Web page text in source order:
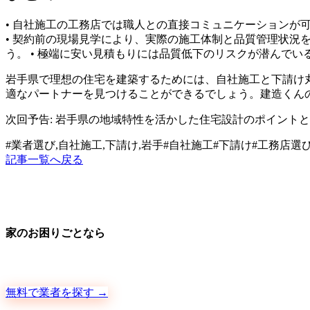
• 自社施工の工務店では職人との直接コミュニケーション
• 契約前の現場見学により、実際の施工体制と品質管理状
う。 • 極端に安い見積もりには品質低下のリスクが潜んでい
岩手県で理想の住宅を建築するためには、自社施工と下請
適なパートナーを見つけることができるでしょう。建造く
次回予告: 岩手県の地域特性を活かした住宅設計のポイント
#業者選び,自社施工,下請け,岩手#自社施工#下請け#工務店選
記事一覧へ戻る
家のお困りごとなら
無料で業者を探す →